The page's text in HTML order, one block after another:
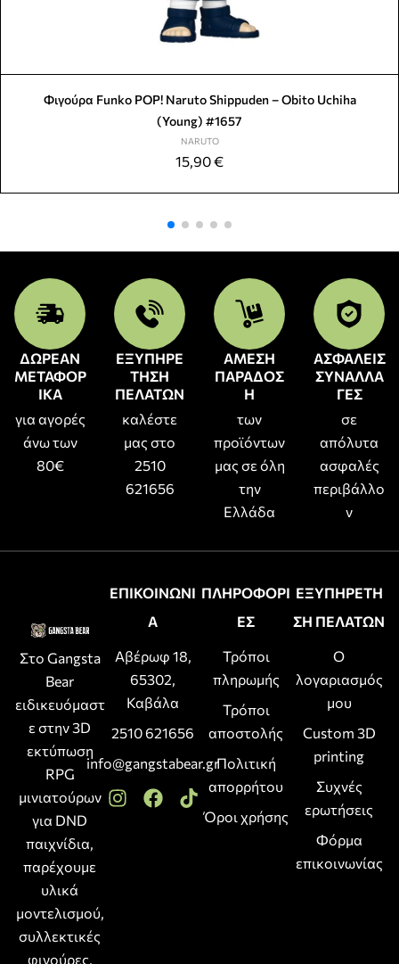
Φιγούρα Funko POP! Naruto Shippuden – Obito Uchiha
(Young) #1657
NARUTO
15,90€
ΔΩΡΕΑΝ
ΜΕΤΑΦΟΡ
ΙΚΑ
για αγορές
άνω των
80€
ΕΞΥΠΗΡΕ
ΤΗΣΗ
ΠΕΛΑΤΩΝ
καλέστε
μας στο
2510
621656
ΑΜΕΣΗ
ΠΑΡΑΔΟΣ
Η
των
προϊόντων
μας σε όλη
την
Ελλάδα
ΑΣΦΑΛΕΙΣ
ΣΥΝΑΛΛΑ
ΓΕΣ
σε
απόλυτα
ασφαλές
περιβάλλο
ν
Στο Gangsta
Bear
ειδικευόμαστ
ε στην 3D
εκτύπωση
RPG
μινιατούρων
για DND
παιχνίδια,
παρέχουμε
υλικά
μοντελισμού,
συλλεκτικές
φιγούρες,
ΕΠΙΚΟΙΝΩΝΙ
Α
Αβέρωφ 18,
65302,
Καβάλα
2510 621656
info@gangstabear.gr
ΠΛΗΡΟΦΟΡΙ
ΕΣ
Τρόποι
πληρωμής
Τρόποι
αποστολής
Πολιτική
απορρήτου
Όροι χρήσης
ΕΞΥΠΗΡΕΤΗ
ΣΗ ΠΕΛΑΤΩΝ
Ο
λογαριασμός
μου
Custom 3D
printing
Συχνές
ερωτήσεις
Φόρμα
επικοινωνίας